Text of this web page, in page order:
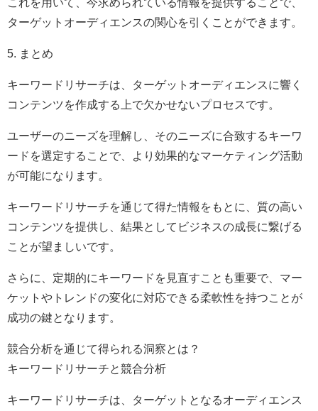
ターゲットオーディエンスの関心を引くことができます。
5. まとめ
キーワードリサーチは、ターゲットオーディエンスに響く
コンテンツを作成する上で欠かせないプロセスです。
ユーザーのニーズを理解し、そのニーズに合致するキーワ
ードを選定することで、より効果的なマーケティング活動
が可能になります。
キーワードリサーチを通じて得た情報をもとに、質の高い
コンテンツを提供し、結果としてビジネスの成長に繋げる
ことが望ましいです。
さらに、定期的にキーワードを見直すことも重要で、マー
ケットやトレンドの変化に対応できる柔軟性を持つことが
成功の鍵となります。
競合分析を通じて得られる洞察とは？
キーワードリサーチと競合分析
キーワードリサーチは、ターゲットとなるオーディエンス